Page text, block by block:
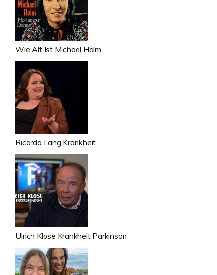
Wie Alt Ist Michael Holm
Ricarda Lang Krankheit
Ulrich Klose Krankheit Parkinson